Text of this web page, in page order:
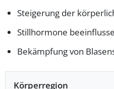
Steigerung der
Stillhormone
Bekämpfung von
Körperregion